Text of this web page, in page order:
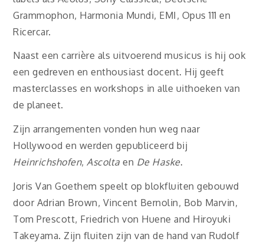
Grammophon, Harmonia Mundi, EMI, Opus 111 en
Ricercar.
Naast een carrière als uitvoerend musicus is hij ook
een gedreven en enthousiast docent. Hij geeft
masterclasses en workshops in alle uithoeken van
de planeet.
Zijn arrangementen vonden hun weg naar
Hollywood en werden gepubliceerd bij
Heinrichshofen,Ascolta en De Haske.
Joris Van Goethem speelt op blokfluiten gebouwd
door Adrian Brown, Vincent Bernolin, Bob Marvin,
Tom Prescott, Friedrich von Huene and Hiroyuki
Takeyama. Zijn fluiten zijn van de hand van Rudolf